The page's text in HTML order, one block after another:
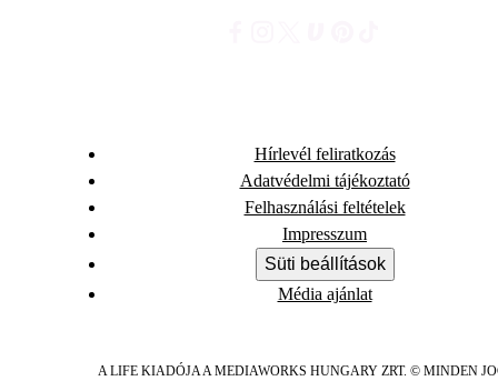
Hírlevél feliratkozás
Adatvédelmi tájékoztató
Felhasználási feltételek
Impresszum
Süti beállítások
Média ajánlat
A LIFE KIADÓJA A MEDIAWORKS HUNGARY ZRT. © MINDEN